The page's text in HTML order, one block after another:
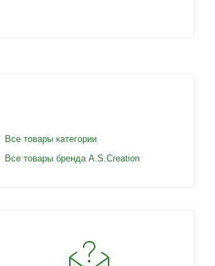
Все товары категории
Все товары бренда A.S.Creation